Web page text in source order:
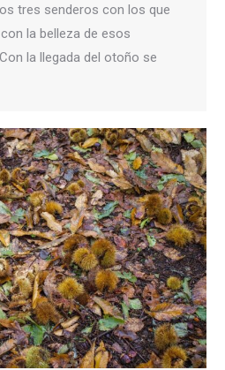
tres senderos con los que
la belleza de esos
la llegada del otoño se